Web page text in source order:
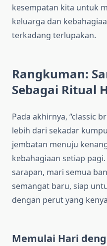
kesempatan kita untuk
keluarga dan
terkadang terlupakan.
Rangkuman:
Sebagai Ritual
Pada akhirnya, “classic
lebih dari sekadar
jembatan menuju
kebahagiaan setiap
sarapan, mari semua
semangat baru, siap
dengan perut yang
Memulai Hari